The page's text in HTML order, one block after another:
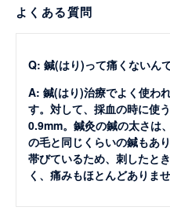
よくある質問
Q: 鍼(はり)って痛くないん
A: 鍼(はり)治療でよく使わ
す。対して、採血の時に使
0.9mm。鍼灸の鍼の太さは
の毛と同じくらいの鍼もあ
帯びているため、刺したと
く、痛みもほとんどありませ